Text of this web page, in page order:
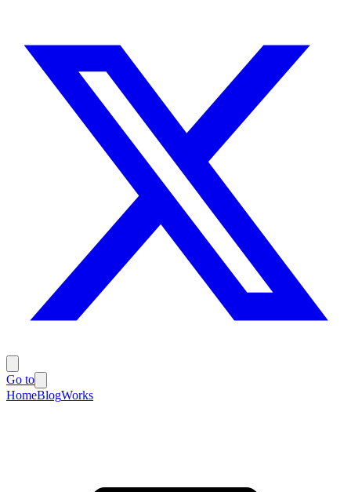
Go to
HomeBlogWorks